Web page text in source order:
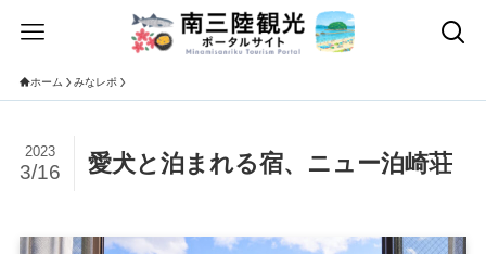
ホーム みなレポ
愛犬と泊まれる宿、ニュー泊崎荘
2023
3/16